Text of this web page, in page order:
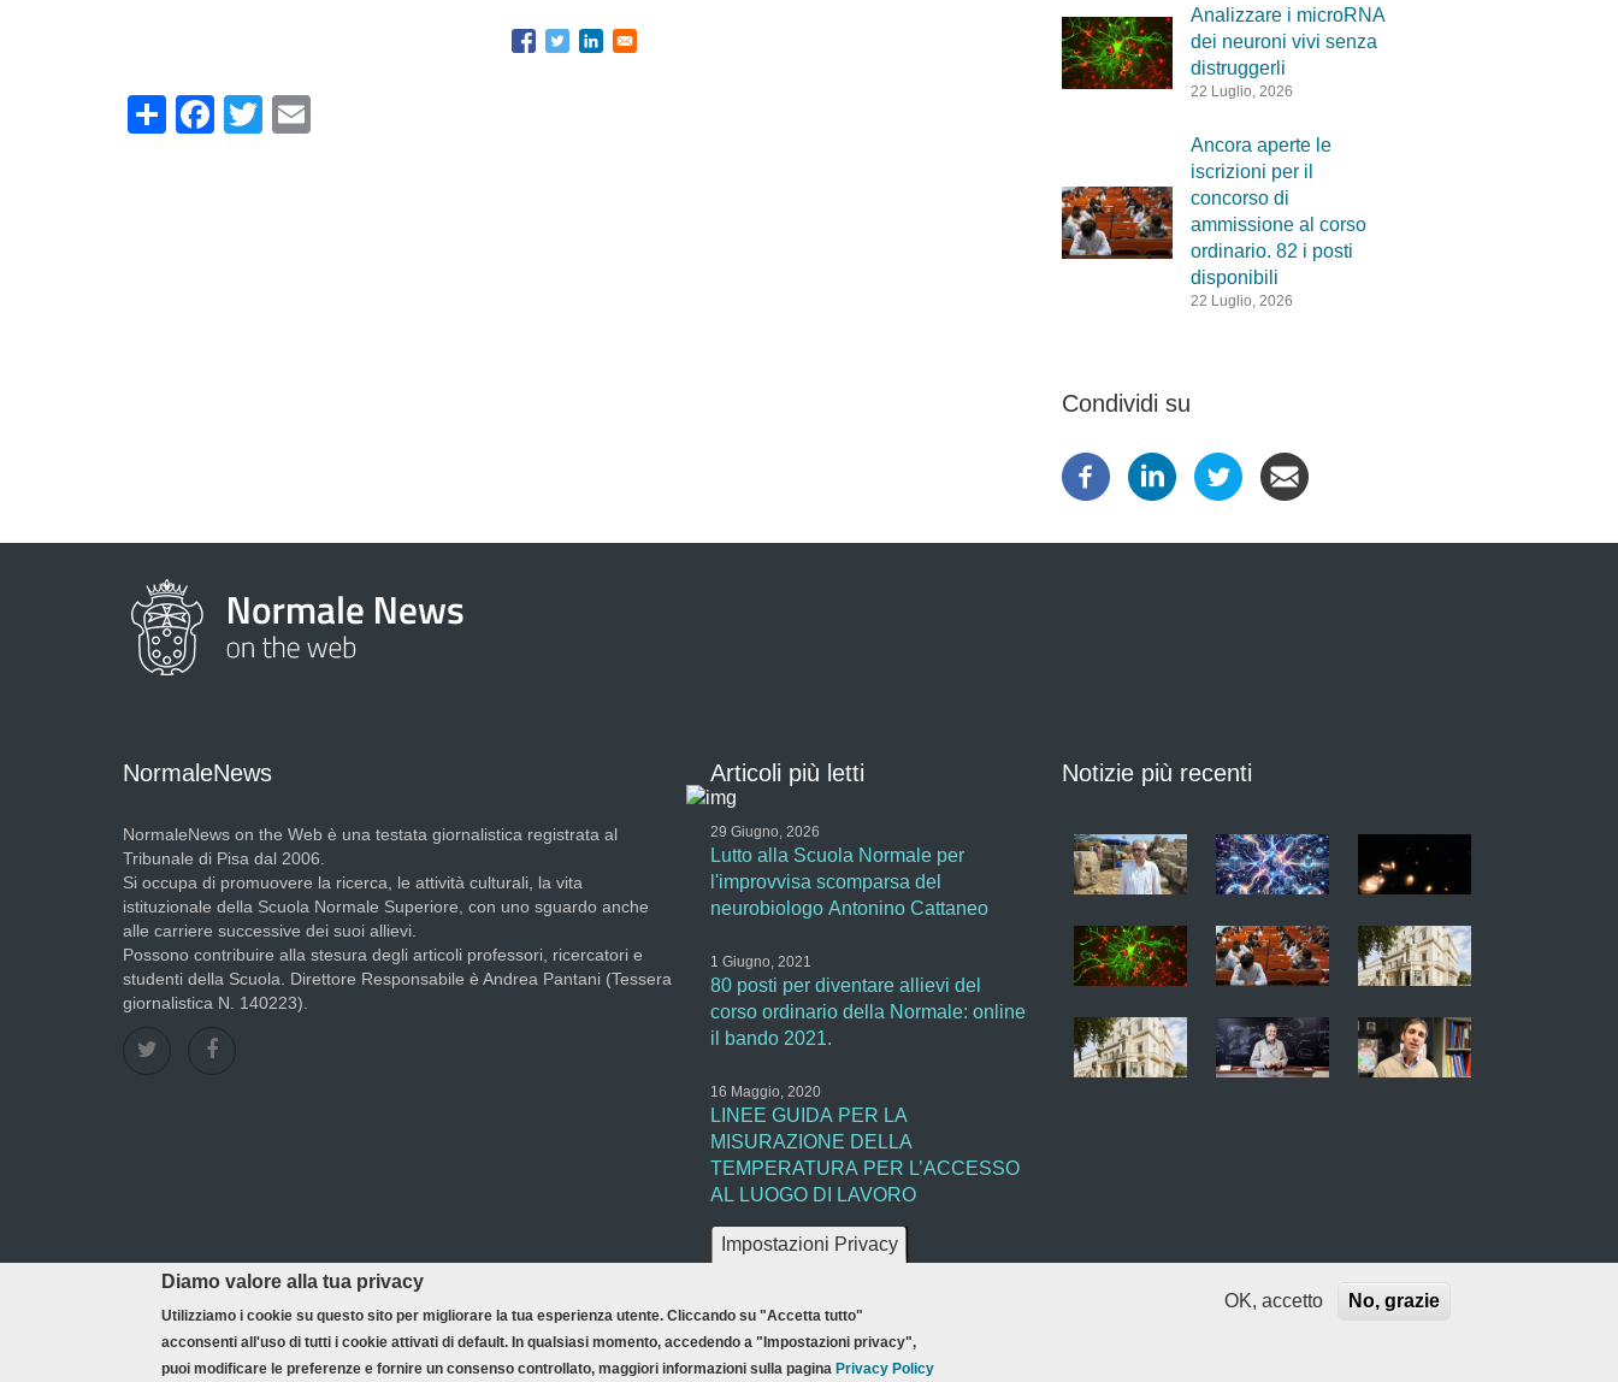
ShareFacebook
Twitter
Analizzare i microRNA
dei neuroni vivi senza
distruggerli
22 Luglio, 2026
Ancora aperte le
iscrizioni per il
concorso di
ammissione al corso
ordinario. 82 i posti
disponibili
22 Luglio, 2026
Condividi su
NormaleNews
NormaleNews on the Web è una testata giornalistica registrata al
Tribunale di Pisa dal 2006.
Si occupa di promuovere la ricerca, le attività culturali, la vita
istituzionale della Scuola Normale Superiore, con uno sguardo anche
alle carriere successive dei suoi allievi.
Possono contribuire alla stesura degli articoli professori, ricercatori e
studenti della Scuola. Direttore Responsabile è Andrea Pantani (Tessera
giornalistica N. 140223).
Articoli più letti
29 Giugno, 2026
Lutto alla Scuola Normale per
l'improvvisa scomparsa del
neurobiologo Antonino Cattaneo
1 Giugno, 2021
80 posti per diventare allievi del
corso ordinario della Normale: online
il bando 2021.
16 Maggio, 2020
LINEE GUIDA PER LA
MISURAZIONE DELLA
TEMPERATURA PER L’ACCESSO
AL LUOGO DI LAVORO
Notizie più recenti
Footer
Privacy policy Redazione
Impostazioni Privacy
Diamo valore alla tua privacy
Utilizziamo i cookie su questo sito per migliorare la tua esperienza utente. Cliccando su "Accetta tutto"
acconsenti all'uso di tutti i cookie attivati di default. In qualsiasi momento, accedendo a "Impostazioni privacy",
puoi modificare le preferenze e fornire un consenso controllato, maggiori informazioni sulla pagina Privacy Policy
OK, accetto No, grazie